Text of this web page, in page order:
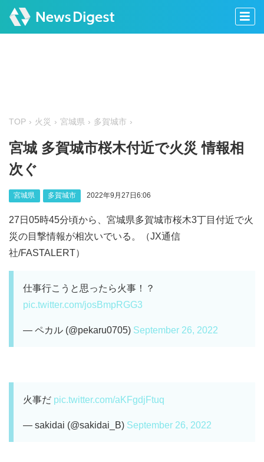
TOP 火災 宮城県 多賀城市
宮城 多賀城市桜木付近で火災 情報相
次ぐ
宮城県 多賀城市 2022年9月27日6:06
27日05時45分頃から、宮城県多賀城市桜木3丁目付近で火
災の目撃情報が相次いでいる。（JX通信
社/FASTALERT）
仕事行こうと思ったら火事！？
pic.twitter.com/josBmpRGG3
— ペカル (@pekaru0705) September 26, 2022
火事だ pic.twitter.com/aKFgdjFtuq
— sakidai (@sakidai_B) September 26, 2022